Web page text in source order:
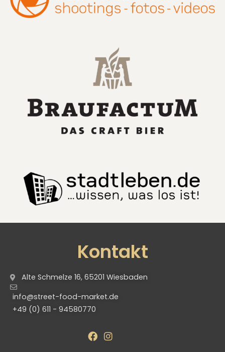
Kontakt
Alte Schmelze 16, 65201 Wiesbaden
info@street-food-market.de
+49 (0) 611 - 94580770